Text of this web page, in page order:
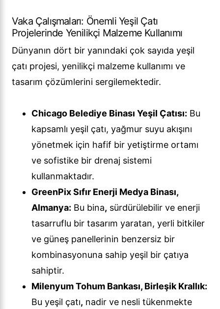
Vaka Çalışmaları: Önemli Yeşil Çatı
Projelerinde Yenilikçi Malzeme Kullanımı
Dünyanın dört bir yanındaki çok sayıda yeşil
çatı projesi, yenilikçi malzeme kullanımı ve
tasarım çözümlerini sergilemektedir.
Chicago Belediye Binası Yeşil Çatısı: Bu
kapsamlı yeşil çatı, yağmur suyu akışını
yönetmek için hafif bir yetiştirme ortamı
ve sofistike bir drenaj sistemi
kullanmaktadır.
GreenPix Sıfır Enerji Medya Binası,
Almanya: Bu bina, sürdürülebilir ve enerji
tasarruflu bir tasarım yaratan, yerli bitkiler
ve güneş panellerinin benzersiz bir
kombinasyonuna sahip yeşil bir çatıya
sahiptir.
Milenyum Tohum Bankası, Birleşik Krallık:
Bu yeşil çatı, nadir ve nesli tükenmekte